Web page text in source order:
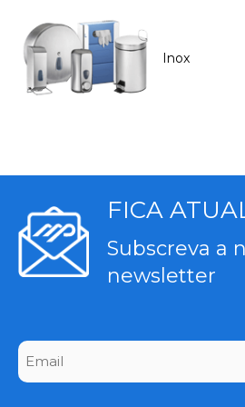
Inox
FICA
Subscreva a
newsletter
CAPTCHA
Email